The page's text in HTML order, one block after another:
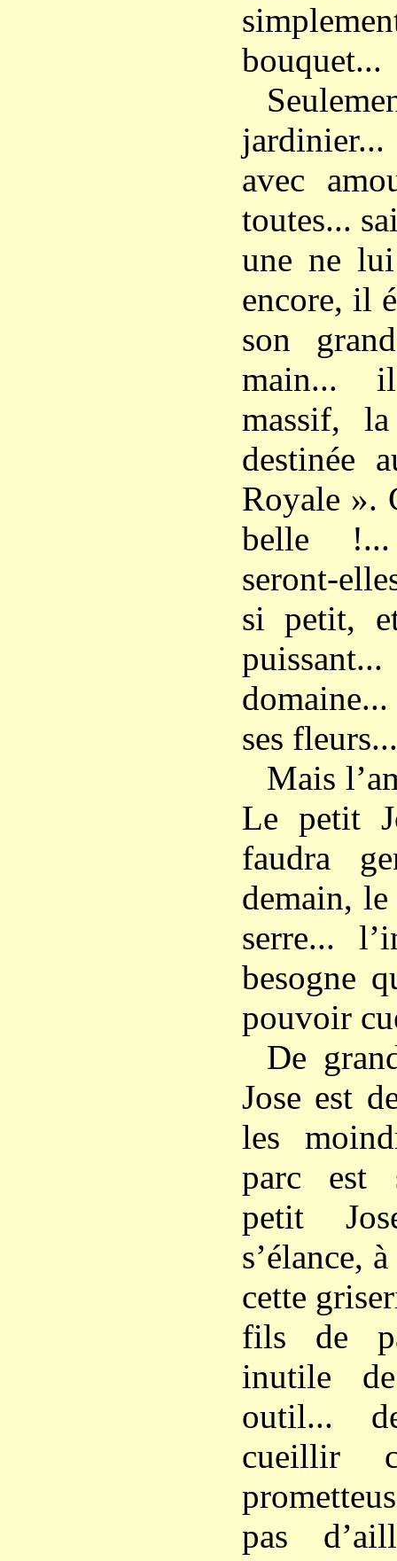
bouquet...
avec
toutes...
une ne
encore, il
son
main...
massif,
destinée
Royale ».
belle
seront-
si petit,
ses fleurs...
Mais
Le petit
faudra
demain,
serre...
besogne
pouvoir
De
Jose est
les
parc est
petit
s’élance,
cette
fils de
inutile
outil...
cueillir
pas